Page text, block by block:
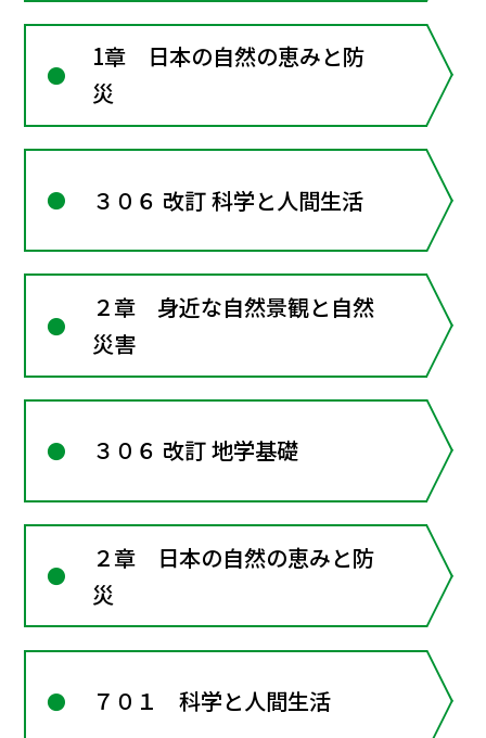
1章 日本の自然の恵みと防
災
３０６ 改訂 科学と人間生活
２章 身近な自然景観と自然
災害
３０６ 改訂 地学基礎
２章 日本の自然の恵みと防
災
７０１ 科学と人間生活